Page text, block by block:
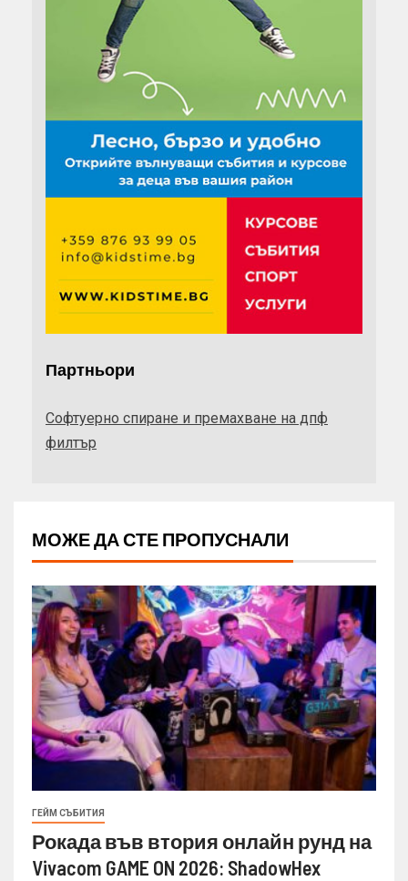
Партньори
Софтуерно спиране и премахване на дпф
филтър
МОЖЕ ДА СТЕ ПРОПУСНАЛИ
ГЕЙМ СЪБИТИЯ
Рокада във втория онлайн рунд на
Vivacom GAME ON 2026: ShadowHex